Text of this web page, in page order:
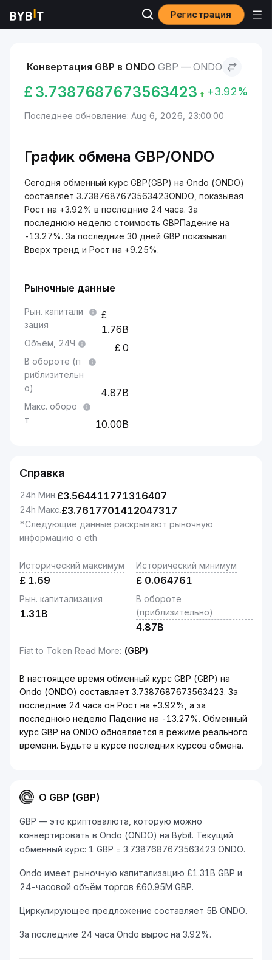
Регистрация
Рынки GBP to Ondo
Конвертация GBP в ONDO GBP — ONDO
£ 3.7387687673563423 +3.92%
Последнее обновление: Aug 6, 2026, 23:00:00
График обмена GBP/ONDO
Сегодня обменный курс GBP(GBP) на Ondo (ONDO)
составляет 3.7387687673563423ONDO, показывая
Рост на +3.92% в последние 24 часа. За
последнюю неделю стоимость GBPПадение на
-13.27%. За последние 30 дней GBP показывал
Вверх тренд и Рост на +9.25%.
Рыночные данные
Рын. капитали
зация
1.76B
Объём, 24Ч 0
В обороте (п
риблизительн
о)
4.87B
Макс. оборо
т
10.00B
Справка
24h Мин.£3.564411771316407
24h Макс.£3.7617701412047317
*Следующие данные раскрывают рыночную
информацию о eth
Исторический максимум
£ 1.69
Исторический минимум
£ 0.064761
Рын. капитализация
1.31B
В обороте
(приблизительно)
4.87B
Fiat to Token Read More: (GBP)
В настоящее время обменный курс GBP (GBP) на
Ondo (ONDO) составляет 3.7387687673563423. За
последние 24 часа он Рост на +3.92%, а за
последнюю неделю Падение на -13.27%. Обменный
курс GBP на ONDO обновляется в режиме реального
времени. Будьте в курсе последних курсов обмена.
О GBP (GBP)
GBP — это криптовалюта, которую можно
конвертировать в Ondo (ONDO) на Bybit. Текущий
обменный курс: 1 GBP = 3.7387687673563423 ONDO.
Ondo имеет рыночную капитализацию £1.31B GBP и
24-часовой объём торгов £60.95M GBP.
Циркулирующее предложение составляет 5B ONDO.
За последние 24 часа Ondo вырос на 3.92%.